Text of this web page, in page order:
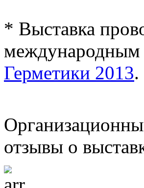
* Выставка
международным
Герметики 2013.
отзывы о